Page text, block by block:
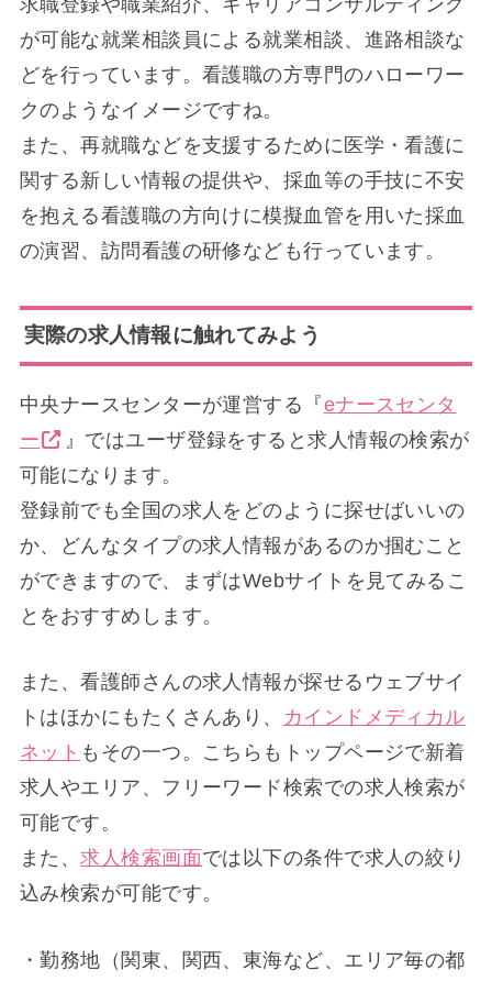
が可能な就業相談員による就業相談、進路相談な
どを行っています。看護職の方専門のハローワー
クのようなイメージですね。
また、再就職などを支援するために医学・看護に
関する新しい情報の提供や、採血等の手技に不安
を抱える看護職の方向けに模擬血管を用いた採血
の演習、訪問看護の研修なども行っています。
実際の求人情報に触れてみよう
中央ナースセンターが運営する『eナースセンタ
ー
』ではユーザ登録をすると求人情報の検索が
可能になります。
登録前でも全国の求人をどのように探せばいいの
か、どんなタイプの求人情報があるのか掴むこと
ができますので、まずはWebサイトを見てみるこ
とをおすすめします。
また、看護師さんの求人情報が探せるウェブサイ
トはほかにもたくさんあり、
カインドメディカル
ネット もその一つ。こちらもトップページで新着
求人やエリア、フリーワード検索での求人検索が
可能です。
また、求人検索画面では以下の条件で求人の絞り
込み検索が可能です。
・勤務地（関東、関西、東海など、エリア毎の都